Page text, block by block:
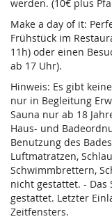
werden. (10€ plus
Make a day of it:
Frühstück im
11h) oder einen
ab 17 Uhr).
Hinweis: Es gibt
nur in Begleitung
Sauna nur ab 18
Haus- und
Benutzung des
Luftmatratzen,
Schwimmbrettern,
nicht gestattet. -
gestattet. Letzter
Zeitfensters.